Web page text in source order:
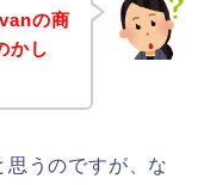
の商
かし
思うのですが、な